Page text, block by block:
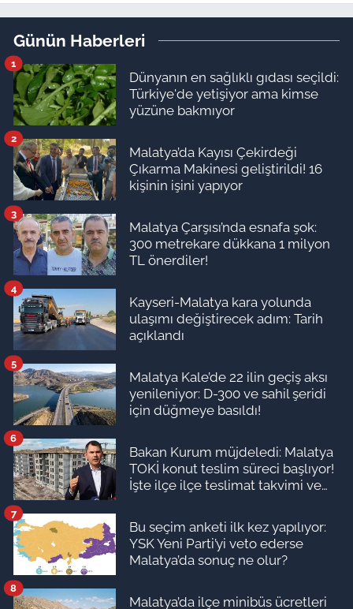
Yarışı kortejle başladı
Günün Haberleri
Dünyanın en sağlıklı gıdası seçildi:
Türkiye'de yetişiyor ama kimse
yüzüne bakmıyor
1
Malatya’da Kayısı Çekirdeği
Çıkarma Makinesi geliştirildi! 16
kişinin işini yapıyor
2
Malatya Çarşısı’nda esnafa şok:
300 metrekare dükkana 1 milyon
TL önerdiler!
3
Kayseri-Malatya kara yolunda
ulaşımı değiştirecek adım: Tarih
açıklandı
4
Malatya Kale’de 22 ilin geçiş aksı
yenileniyor: D-300 ve sahil şeridi
için düğmeye basıldı!
5
Bakan Kurum müjdeledi: Malatya
TOKİ konut teslim süreci başlıyor!
İşte ilçe ilçe teslimat takvimi ve
6
Bu seçim anketi ilk kez yapılıyor:
YSK Yeni Parti’yi veto ederse
Malatya’da sonuç ne olur?
7
Malatya’da ilçe minibüs ücretleri
8